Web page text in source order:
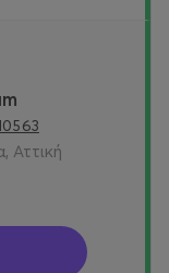
Αττική